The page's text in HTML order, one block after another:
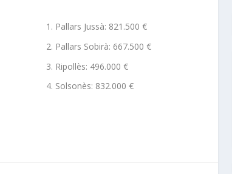
Pallars Jussà: 821.500 €
Pallars Sobirà: 667.500 €
Ripollès: 496.000 €
Solsonès: 832.000 €